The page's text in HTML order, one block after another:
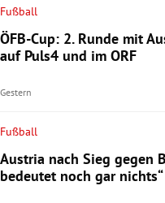
Fußball
ÖFB-Cup: 2. Runde mit
auf Puls4 und im ORF
Gestern
Fußball
Austria nach Sieg gegen
bedeutet noch gar nichts“